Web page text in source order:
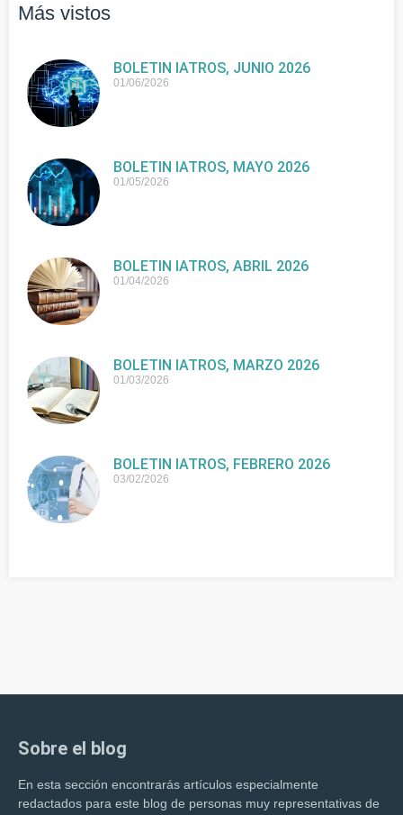
Más vistos
BOLETIN IATROS, JUNIO 2026
01/06/2026
BOLETIN IATROS, MAYO 2026
01/05/2026
BOLETIN IATROS, ABRIL 2026
01/04/2026
BOLETIN IATROS, MARZO 2026
01/03/2026
BOLETIN IATROS, FEBRERO 2026
03/02/2026
Sobre el blog
En esta sección encontrarás artículos especialmente
redactados para este blog de personas muy representativas de